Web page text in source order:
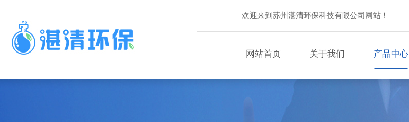
欢迎来到苏州湛清环保科技有限公司网站！
网站首页 关于我们 产品中心